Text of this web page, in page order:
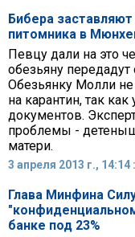
Бибера
питомника в
Певцу дали на это
обезьяну
Обезьянку Молли
на карантин, так
документов.
проблемы -
матери.
3 апреля 2013 г., 14:14
Глава Минфина
банке под 23%